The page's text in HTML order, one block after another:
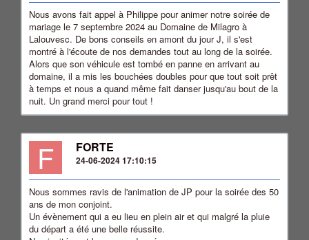
Nous avons fait appel à Philippe pour animer notre soirée de
mariage le 7 septembre 2024 au Domaine de Milagro à
Lalouvesc. De bons conseils en amont du jour J, il s'est
montré à l'écoute de nos demandes tout au long de la soirée.
Alors que son véhicule est tombé en panne en arrivant au
domaine, il a mis les bouchées doubles pour que tout soit prêt
à temps et nous a quand même fait danser jusqu'au bout de la
nuit. Un grand merci pour tout !
F FORTE
24-06-2024 17:10:15
Nous sommes ravis de l'animation de JP pour la soirée des 50
ans de mon conjoint.
Un évènement qui a eu lieu en plein air et qui malgré la pluie
du départ a été une belle réussite.